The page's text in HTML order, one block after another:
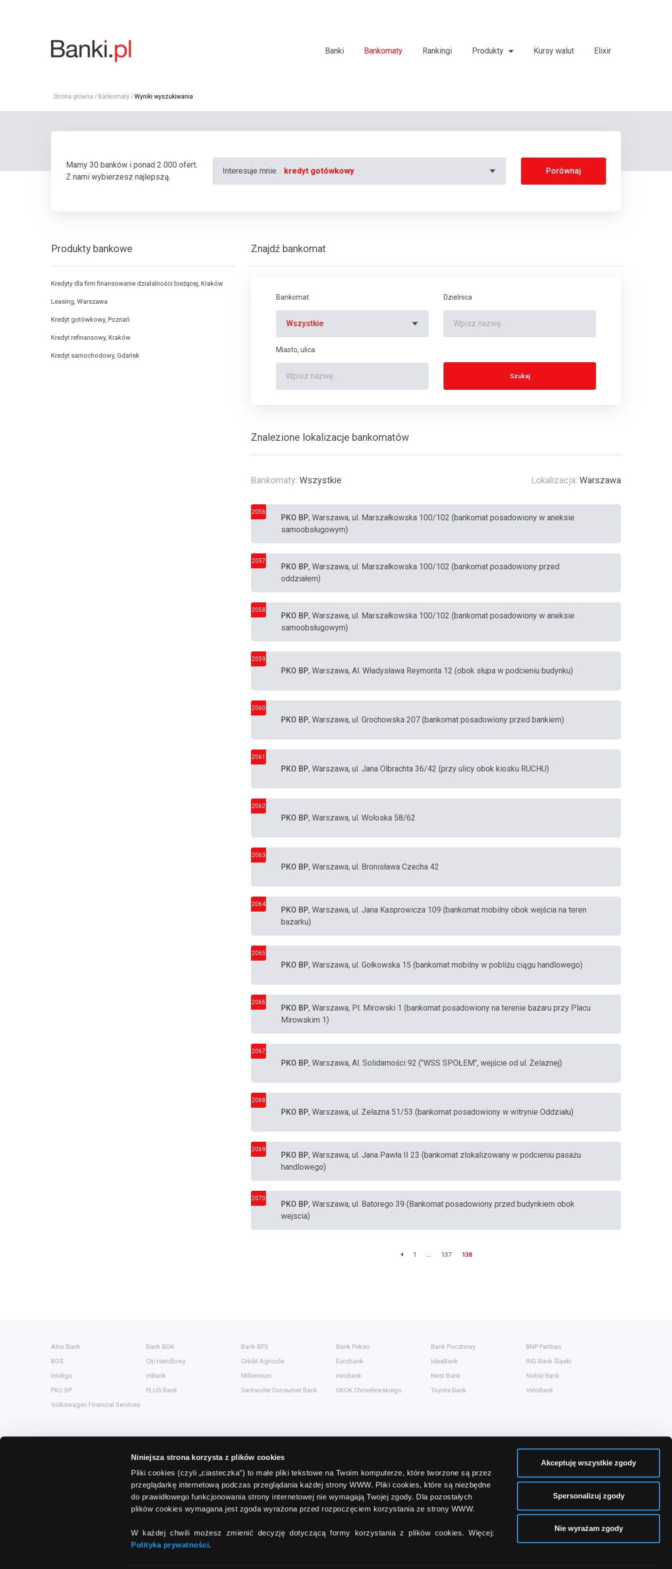
Niniejsza strona korzysta z plików cookies
Pliki cookies (czyli „ciasteczka”) to małe pliki tekstowe na Twoim komputerze, które tworzone są przez
przeglądarkę internetową podczas przeglądania każdej strony WWW. Pliki cookies, które są niezbędne
do prawidłowego funkcjonowania strony internetowej nie wymagają Twojej zgody. Dla pozostałych
plików cookies wymagana jest zgoda wyrażona przed rozpoczęciem korzystania ze strony WWW.
W każdej chwili możesz zmienić decyzję dotyczącą formy korzystania z plików cookies. Więcej:
Polityka prywatności.
Akceptuję wszystkie zgody
Spersonalizuj zgody
Nie wyrażam zgody
Banki Bankomaty Rankingi Produkty Kursy walut Elixir
Strona główna Bankomaty Wyniki wyszukiwania
Mamy 30 banków i ponad 2 000 ofert.
Z nami wybierzesz najlepszą.
Interesuje mnie kredyt gotówkowy Porównaj
Produkty bankowe
Kredyty dla firm finansowanie działalności bieżącej, Kraków
Leasing, Warszawa
Kredyt gotówkowy, Poznań
Kredyt refinansowy, Kraków
Kredyt samochodowy, Gdańsk
Znajdź bankomat
Bankomat
Wszystkie
Miasto, ulica
Dzielnica
Szukaj
Znalezione lokalizacje bankomatów
Bankomaty: Wszystkie Lokalizacja: Warszawa
2056
PKO BP, Warszawa, ul. Marszałkowska 100/102 (bankomat posadowiony w aneksie
samoobsługowym)
2057
PKO BP, Warszawa, ul. Marszałkowska 100/102 (bankomat posadowiony przed
oddziałem)
2058
PKO BP, Warszawa, ul. Marszałkowska 100/102 (bankomat posadowiony w aneksie
samoobsługowym)
2059
PKO BP, Warszawa, Al. Władysława Reymonta 12 (obok słupa w podcieniu budynku)
2060
PKO BP, Warszawa, ul. Grochowska 207 (bankomat posadowiony przed bankiem)
2061
PKO BP, Warszawa, ul. Jana Olbrachta 36/42 (przy ulicy obok kiosku RUCHU)
2062
PKO BP, Warszawa, ul. Wołoska 58/62
2063
PKO BP, Warszawa, ul. Bronisława Czecha 42
2064
PKO BP, Warszawa, ul. Jana Kasprowicza 109 (bankomat mobilny obok wejścia na teren
bazarku)
2065
PKO BP, Warszawa, ul. Gołkowska 15 (bankomat mobilny w pobliżu ciągu handlowego)
2066
PKO BP, Warszawa, Pl. Mirowski 1 (bankomat posadowiony na terenie bazaru przy Placu
Mirowskim 1)
2067
PKO BP, Warszawa, Al. Solidarności 92 ("WSS SPOŁEM", wejście od ul. Żelaznej)
2068
PKO BP, Warszawa, ul. Żelazna 51/53 (bankomat posadowiony w witrynie Oddziału)
2069
PKO BP, Warszawa, ul. Jana Pawła II 23 (bankomat zlokalizowany w podcieniu pasażu
handlowego)
2070
PKO BP, Warszawa, ul. Batorego 39 (Bankomat posadowiony przed budynkiem obok
wejscia)
1 ... 137 138
Alior Bank Bank BGK Bank BPS Bank Pekao Bank Pocztowy
BNP Paribas
BOŚ
Citi Handlowy Crédit Agricole Eurobank IdeaBank
ING Bank Śląski
Inteligo
mBank Millennium neoBank Nest Bank
Noble Bank
PKO BP
PLUS Bank Santander Consumer Bank SKOK Chmielewskiego Toyota Bank
VeloBank
Volkswagen Financial Services
ComperiaAgent.pl
ComperiaLead.pl
Comperia.pl S.A.
ul. Konstruktorska 13
(wejście C)
tel./fax:+48 22 642 91 19